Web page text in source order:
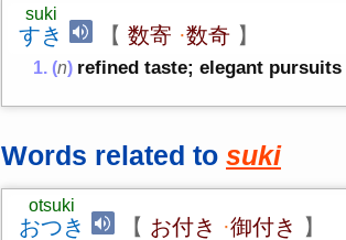
すき
suki
【 数寄 ·数奇 】
(n) refined taste; elegant pursuits
Words related to suki
おつき
otsuki
【 お付き ·御付き 】